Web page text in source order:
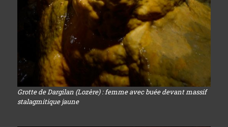
Grotte de Dargilan (Lozère) : femme avec buée devant massif
stalagmitique jaune